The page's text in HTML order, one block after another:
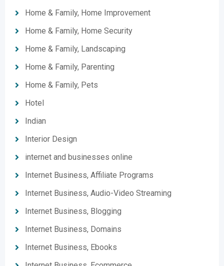
Home & Family, Home Improvement
Home & Family, Home Security
Home & Family, Landscaping
Home & Family, Parenting
Home & Family, Pets
Hotel
Indian
Interior Design
internet and businesses online
Internet Business, Affiliate Programs
Internet Business, Audio-Video Streaming
Internet Business, Blogging
Internet Business, Domains
Internet Business, Ebooks